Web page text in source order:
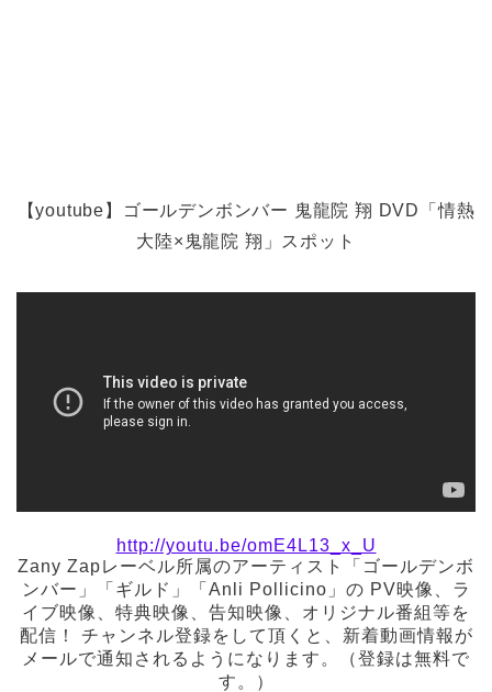
【youtube】ゴールデンボンバー 鬼龍院 翔 DVD「情熱
大陸×鬼龍院 翔」スポット
http://youtu.be/omE4L13_x_U
Zany Zapレーベル所属のアーティスト「ゴールデンボ
ンバー」「ギルド」「Anli Pollicino」の PV映像、ラ
イブ映像、特典映像、告知映像、オリジナル番組等を
配信！ チャンネル登録をして頂くと、新着動画情報が
メールで通知されるようになります。（登録は無料で
す。）